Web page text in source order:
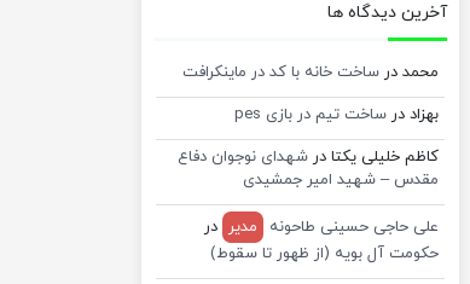
آخرین دیدگاه ها
محمد درساخت خانه با کد در ماینکرافت
بهزاد درساخت تیم در بازی pes
کاظم خلیلی یکتا درشهدای نوجوان دفاع
مقدس – شهید امیر جمشیدی
علی حاجی حسینی طاحونه مدیر
در
حکومت آل بویه (از ظهور تا سقوط)